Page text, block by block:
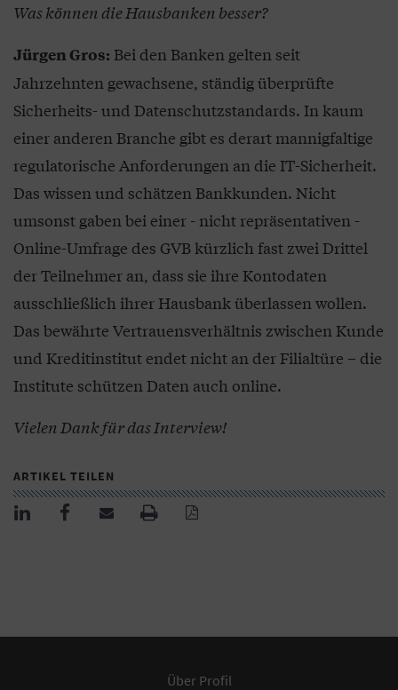
Was können die Hausbanken besser?
Jürgen Gros: Bei den Banken gelten seit
Jahrzehnten gewachsene, ständig überprüfte
Sicherheits- und Datenschutzstandards. In kaum
einer anderen Branche gibt es derart mannigfaltige
regulatorische Anforderungen an die IT-Sicherheit.
Das wissen und schätzen Bankkunden. Nicht
umsonst gaben bei einer - nicht repräsentativen -
Online-Umfrage des GVB kürzlich fast zwei Drittel
der Teilnehmer an, dass sie ihre Kontodaten
ausschließlich ihrer Hausbank überlassen wollen.
Das bewährte Vertrauensverhältnis zwischen Kunde
und Kreditinstitut endet nicht an der Filialtüre – die
Institute schützen Daten auch online.
Vielen Dank für das Interview!
ARTIKEL TEILEN
Über Profil